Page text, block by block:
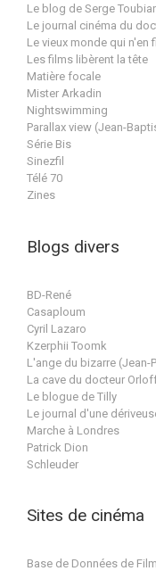
Le blog de Serge
Le journal cinéma du
Le vieux monde qui n'en
Les films libèrent la tête
Matière focale
Mister Arkadin
Nightswimming
Parallax view (Jean-
Série Bis
Sinezfil
Télé 70
Zines
Blogs divers
BD-René
Casaploum
Cyril Lazaro
Kzerphii Toomk
L'ange du bizarre (Jean-
La cave du docteur
Le blogue de Tilly
Le journal d'une
Marche à Londres
Patrick Dion
Schleuder
Sites de cinéma
Base de Données de